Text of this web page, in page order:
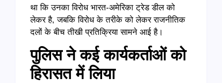
था कि उनका विरोध भारत-अमेरिका ट्रेड डील को
लेकर है, जबकि विरोध के तरीके को लेकर राजनीतिक
दलों के बीच तीखी प्रतिक्रिया सामने आई है।
पुलिस ने कई कार्यकर्ताओं को
हिरासत में लिया